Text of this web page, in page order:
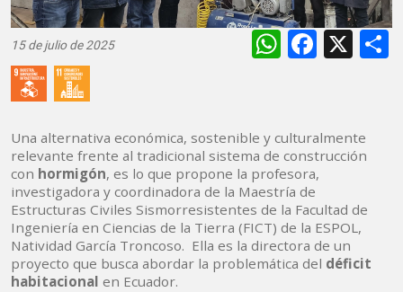
15 de julio de 2025 X
Una alternativa económica, sostenible y culturalmente
relevante frente al tradicional sistema de construcción
con hormigón, es lo que propone la profesora,
investigadora y coordinadora de la Maestría de
Estructuras Civiles Sismorresistentes de la Facultad de
Ingeniería en Ciencias de la Tierra (FICT) de la ESPOL,
Natividad García Troncoso. Ella es la directora de un
proyecto que busca abordar la problemática del déficit
habitacional en Ecuador.